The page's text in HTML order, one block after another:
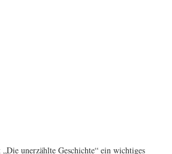
unerzählte Geschichte“ ein wichtiges